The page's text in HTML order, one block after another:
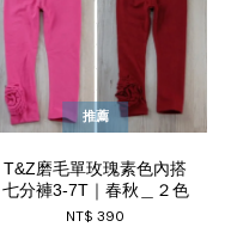
推薦
T&Z磨毛單玫瑰素色內搭
七分褲3-7T｜春秋＿２色
NT$ 390